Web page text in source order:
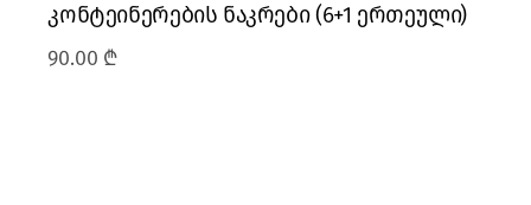
კონტეინერების ნაკრები (6+1 ერთეული)
90.00 ₾